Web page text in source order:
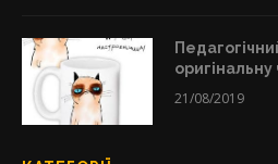
21/08/2019